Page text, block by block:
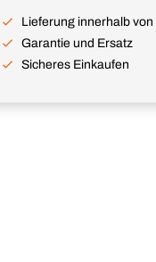
Lieferung innerhalb
Garantie und Ersatz
Sicheres Einkaufen